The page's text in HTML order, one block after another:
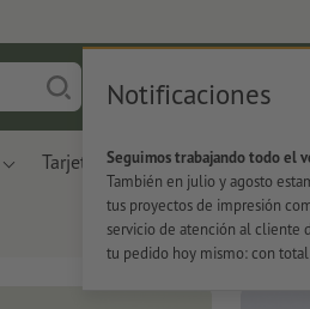
Notificaciones
Seguimos trabajando todo el
También en julio y agosto
tus proyectos de impresión
servicio de atención al cliente
tu pedido hoy mismo: con total
Tarjetas Oficina